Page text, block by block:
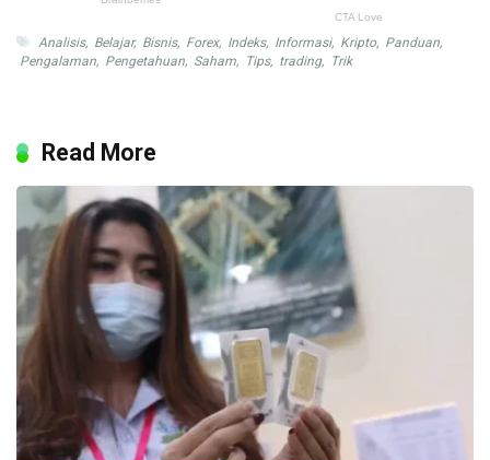
Analisis, Belajar, Bisnis, Forex, Indeks, Informasi, Kripto, Panduan,
Pengalaman, Pengetahuan, Saham, Tips, trading, Trik
Read More